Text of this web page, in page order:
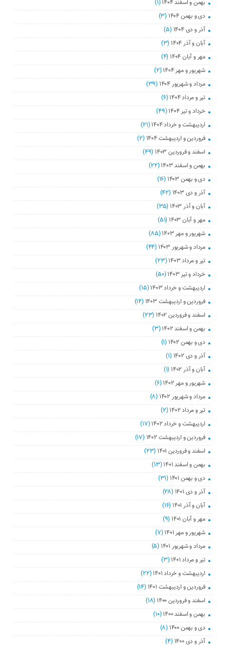
بهمن و اسفند ۱۴۰۴
(۱)
دی و بهمن ۱۴۰۴
(۳)
آذر و دی ۱۴۰۴
(۵)
آبان و آذر ۱۴۰۴
(۳)
مهر و آبان ۱۴۰۴
(۴)
شهریور و مهر ۱۴۰۴
(۲)
مرداد و شهریور ۱۴۰۴
(۳۹)
تیر و مرداد ۱۴۰۴
(۶)
خرداد و تیر ۱۴۰۴
(۴۹)
اردیبهشت و خرداد ۱۴۰۴
(۲۱)
فروردین و اردیبهشت ۱۴۰۴
(۲)
اسفند و فروردین ۱۴۰۳
(۴۹)
بهمن و اسفند ۱۴۰۳
(۲۲)
دی و بهمن ۱۴۰۳
(۱۶)
آذر و دی ۱۴۰۳
(۴۲)
آبان و آذر ۱۴۰۳
(۳۵)
مهر و آبان ۱۴۰۳
(۵۱)
شهریور و مهر ۱۴۰۳
(۸۵)
مرداد و شهریور ۱۴۰۳
(۴۴)
تیر و مرداد ۱۴۰۳
(۲۳)
خرداد و تیر ۱۴۰۳
(۵۰)
اردیبهشت و خرداد ۱۴۰۳
(۱۵)
فروردین و اردیبهشت ۱۴۰۳
(۱۴)
اسفند و فروردین ۱۴۰۲
(۲۳)
بهمن و اسفند ۱۴۰۲
(۳)
دی و بهمن ۱۴۰۲
(۱)
آذر و دی ۱۴۰۲
(۱)
آبان و آذر ۱۴۰۲
(۱)
شهریور و مهر ۱۴۰۲
(۶)
مرداد و شهریور ۱۴۰۲
(۸)
تیر و مرداد ۱۴۰۲
(۲)
اردیبهشت و خرداد ۱۴۰۲
(۱۷)
فروردین و اردیبهشت ۱۴۰۲
(۱۷)
اسفند و فروردین ۱۴۰۱
(۲۳)
بهمن و اسفند ۱۴۰۱
(۱۳)
دی و بهمن ۱۴۰۱
(۳۱)
آذر و دی ۱۴۰۱
(۲۸)
آبان و آذر ۱۴۰۱
(۱۶)
مهر و آبان ۱۴۰۱
(۹)
شهریور و مهر ۱۴۰۱
(۷)
مرداد و شهریور ۱۴۰۱
(۵)
تیر و مرداد ۱۴۰۱
(۳)
اردیبهشت و خرداد ۱۴۰۱
(۲۲)
فروردین و اردیبهشت ۱۴۰۱
(۱۴)
اسفند و فروردین ۱۴۰۰
(۱۸)
بهمن و اسفند ۱۴۰۰
(۱۰)
دی و بهمن ۱۴۰۰
(۸)
آذر و دی ۱۴۰۰
(۴)